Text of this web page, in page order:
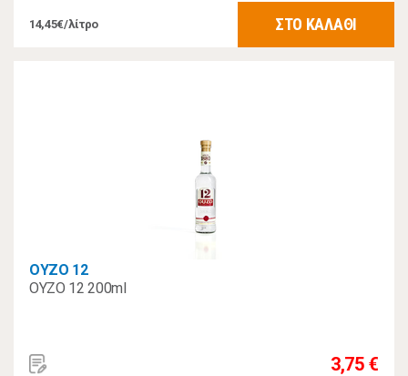
14,45€/λίτρο ΣΤΟ ΚΑΛΑΘΙ
ΟΥΖΟ 12
ΟΥΖΟ 12 200ml
3,75 €